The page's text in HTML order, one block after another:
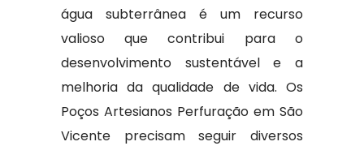
água subterrânea é um recurso
valioso que contribui para o
desenvolvimento sustentável e a
melhoria da qualidade de vida. Os
Poços Artesianos Perfuração em São
Vicente precisam seguir diversos